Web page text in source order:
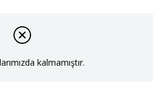
kalmamıştır.